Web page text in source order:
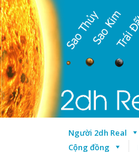
Người 2dh Real
Cộng đồng